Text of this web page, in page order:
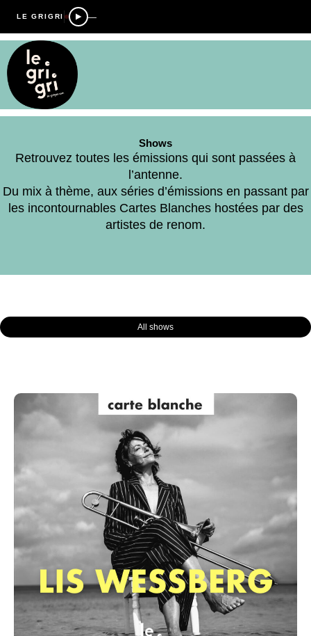
LE GRIGRI —
Shows
Retrouvez toutes les émissions qui sont passées à
l’antenne.
Du mix à thème, aux séries d’émissions en passant par
les incontournables Cartes Blanches hostées par des
artistes de renom.
All shows